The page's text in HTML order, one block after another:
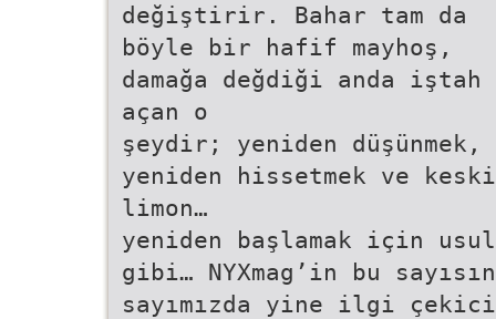
değiştirir. Bahar tam da
böyle bir hafif mayhoş,
damağa değdiği anda iştah
açan o
şeydir; yeniden düşünmek,
yeniden hissetmek ve
limon…
yeniden başlamak için
gibi… NYXmag’in bu
sayımızda yine ilgi